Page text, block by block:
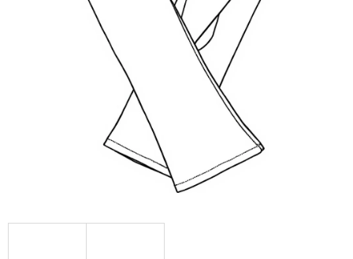
hviezdičiek.